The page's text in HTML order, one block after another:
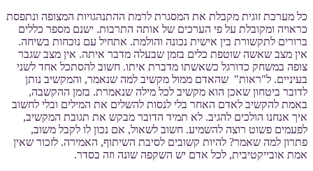
כל מערכת זוגית מקבלת את המסגרת לרמת ההתנהגויות המצופה ונתפסת
כראויה ומקובלת על פי הערכים של אותה התרבות. ישנם מספר כללים
ברורים לתקשורת בין אישית נכונה והולמת. אתחיל עם נוכחות בשיחה.
אין מצב שאשה שוטפת כלים בזמן שבעלה מדבר איתה. אין מצב שגבר
צופה במשחק כדורגל כשאשתו מדברת איתו. חשוב להסתכל אחד לשני
בעיניים. ל"ראות" שהאדם ממול מקשיב למה שנאמר, והמקשיב נותן
לדובר ביטחון שאכן הוא מקשיב לכל מילה שנאמרת. בזמן ההקשבה,
באמת להקשיב לאדם האחר בלי לנסות להשלים את המילים ובלי לחשוב
איך אנחנו הולכים להגיב. לא תמיד הדובר מבקש את תגובת המקשיב,
לפעמים פשוט רוצה להשמיע. חשוב לשאול, אם נכון לו לקבל משוב,
פתרון למה שאמר? להיות קשובים לסיבת השיתוף, האמירה. לזכור שאין
אמת אובייקטיבית, לכל אדם יש השקפה שונה וזה בסדר.